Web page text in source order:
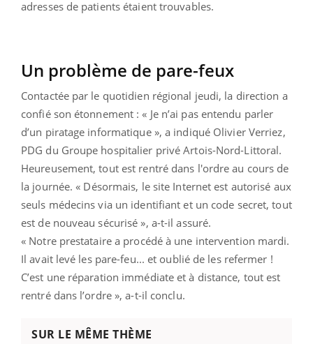
adresses de patients étaient trouvables.
Un problème de pare-feux
Contactée par le quotidien régional jeudi, la direction a
confié son étonnement : « Je n’ai pas entendu parler
d’un piratage informatique », a indiqué Olivier Verriez,
PDG du Groupe hospitalier privé Artois-Nord-Littoral.
Heureusement, tout est rentré dans l'ordre au cours de
la journée. « Désormais, le site Internet est autorisé aux
seuls médecins via un identifiant et un code secret, tout
est de nouveau sécurisé », a-t-il assuré.
« Notre prestataire a procédé à une intervention mardi.
Il avait levé les pare-feu... et oublié de les refermer !
C’est une réparation immédiate et à distance, tout est
rentré dans l’ordre », a-t-il conclu.
SUR LE MÊME THÈME